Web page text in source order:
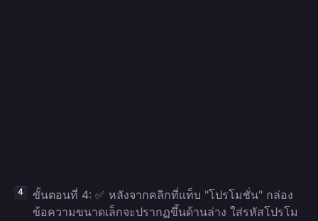
ขั้นตอนที่ 4: ✅ หลังจากคลิกที่แท็บ "โปรโมชั่น" กล่อง
ข้อความขนาดเล็กจะปรากฏขึ้นด้านล่าง ใส่รหัสโปรโม